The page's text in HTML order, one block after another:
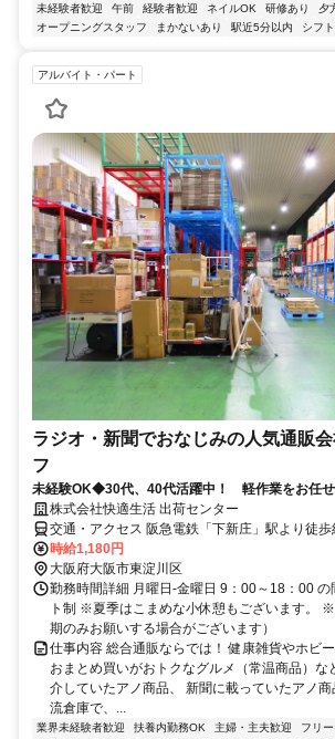
未経験者歓迎 午前 経験者歓迎 ネイルOK 研修あり
夕
オープニングスタッフ
まかないあり 駅近5分以内 シフ
アルバイト・パート
ラジオ・新聞でおなじみの人気通販
フ
未経験OK◆30代、40代活躍中！ 軽作業をお任
株式会社快適生活 出荷センター
交通・アクセス 阪急電鉄「下新庄」駅より徒
路」駅より徒歩約10分
時給1,180円
大阪府大阪市東淀川区
勤務時間詳細 月曜日-金曜日 9：00～18：00 の
ト制 ※夏季はこまめな小休憩もございます。
期のみお願いする場合がございます）
仕事内容 総合通販ならでは！ 健康雑貨やホビー
おまとめ買いがおトクなグルメ（常温商品）な
介していたアノ商品、 新聞に載っていたアノ
流倉庫で、...
業界未経験者歓迎 扶養内勤務OK 主婦・主夫歓迎 フリ